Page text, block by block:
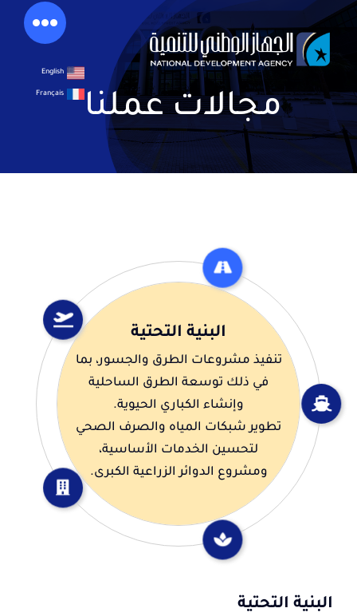
تخطي
المحتوى
English
Français مجالات عملنا
البنية التحتية
تنفيذ مشروعات الطرق والجسور، بما
في ذلك توسعة الطرق الساحلية
وإنشاء الكباري الحيوية.
تطوير شبكات المياه والصرف الصحي
لتحسين الخدمات الأساسية،
ومشروع الدوائر الزراعية الكبرى.
البنية التحتية